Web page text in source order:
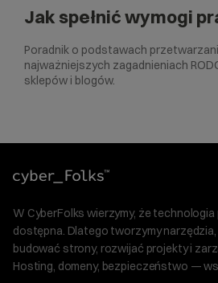
Jak spełnić wymogi
Poradnik o podstawach
najważniejszych zagadnieniach
sklepów i blogów.
W CyberFolks wierzymy, że
dostępna. Dlatego tworzymy
budować strony, rozwijać projekty i
Hosting, domeny, bezpieczeństwo —